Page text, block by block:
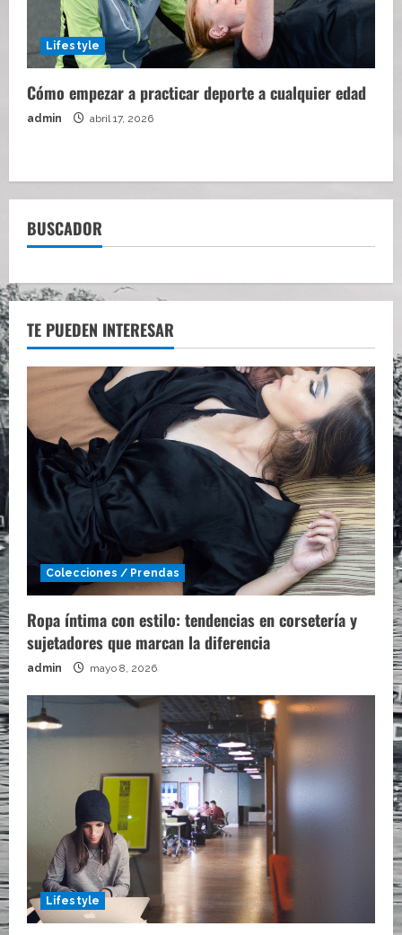
Lifestyle
Cómo empezar a practicar deporte a cualquier edad
admin abril 17, 2026
BUSCADOR
TE PUEDEN INTERESAR
Colecciones / Prendas
Ropa íntima con estilo: tendencias en corsetería y
sujetadores que marcan la diferencia
admin mayo 8, 2026
Lifestyle